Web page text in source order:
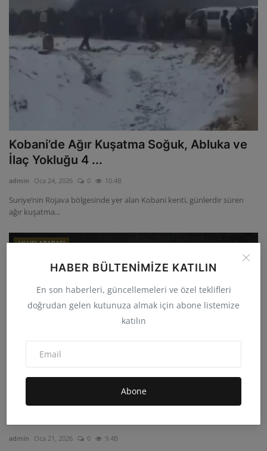
HABER BÜLTENIMIZE KATILIN
En son haberleri, güncellemeleri ve özel teklifleri
doğrudan gelen kutunuza almak için abone listemize
katılın
Abone
Kobani’de Ağır Kuşatma Soğuk, Abluka ve
İlaç Yokluğu 4 ...
admin Oca 24, 2026 0 10.4B
Suriye’nin Rojava bölgesinde yer alan Kobani kenti, günlerdir süren
ağır kuşatma...
ULUSLARARASI
SURİYE’DE İNANÇLARA VE HALKLARA
admin Oca 21, 2026 0 9.4B